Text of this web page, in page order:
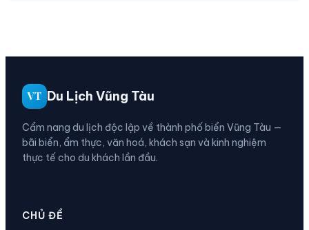
VT Du Lịch Vũng Tàu
Cẩm nang du lịch độc lập về thành phố biển Vũng Tàu —
bãi biển, ẩm thực, văn hoá, khách sạn và kinh nghiệm
thực tế cho du khách lần đầu.
CHỦ ĐỀ